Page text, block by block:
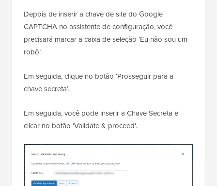
Depois de inserir a chave de site do Google
CAPTCHA no assistente de configuração, você
precisará marcar a caixa de seleção ‘Eu não sou um
robô’.
Em seguida, clique no botão ‘Prosseguir para a
chave secreta’.
Em seguida, você pode inserir a Chave Secreta e
clicar no botão 'Validate & proceed'.